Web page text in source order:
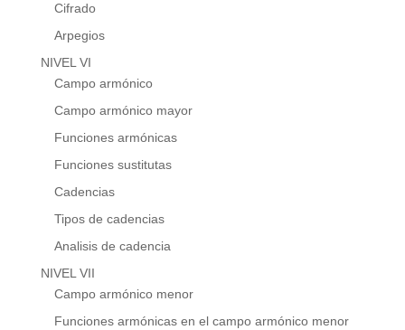
Cifrado
Arpegios
NIVEL VI
Campo armónico
Campo armónico mayor
Funciones armónicas
Funciones sustitutas
Cadencias
Tipos de cadencias
Analisis de cadencia
NIVEL VII
Campo armónico menor
Funciones armónicas en el campo armónico menor